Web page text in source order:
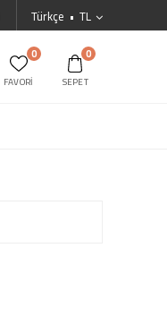
Türkçe TL
0
FAVORI
0
SEPET